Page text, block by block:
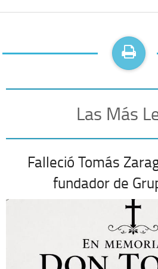
Las Más
Falleció Tomás
fundador de